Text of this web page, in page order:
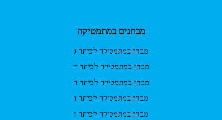
מבחנים במתמטיקה
מבחן במתמטיקה לכיתה ג
מבחן במתמטיקה לכיתה ד
מבחן במתמטיקה לכיתה ה
מבחן במתמטיקה לכיתה ו
מבחן במתמטיקה לכיתה ז